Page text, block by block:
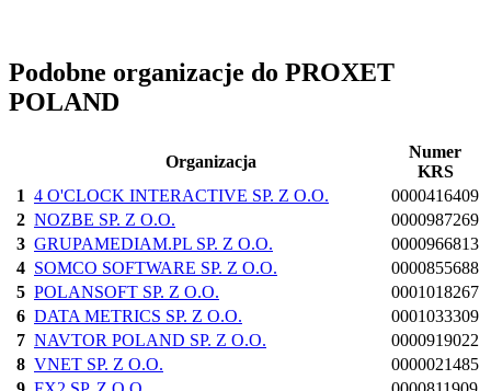
Podobne organizacje do PROXET
POLAND
Organizacja
Numer
KRS
1 4 O'CLOCK INTERACTIVE SP. Z O.O.
0000416409
2 NOZBE SP. Z O.O.
0000987269
3 GRUPAMEDIAM.PL SP. Z O.O.
0000966813
4 SOMCO SOFTWARE SP. Z O.O.
0000855688
5 POLANSOFT SP. Z O.O.
0001018267
6 DATA METRICS SP. Z O.O.
0001033309
7 NAVTOR POLAND SP. Z O.O.
0000919022
8 VNET SP. Z O.O.
0000021485